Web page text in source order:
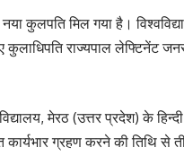
नया कुलपति मिल गया है।
राज्यपाल लेफ्टिनेंट
मेरठ (उत्तर प्रदेश) के
कार्यभार ग्रहण करने की तिथि